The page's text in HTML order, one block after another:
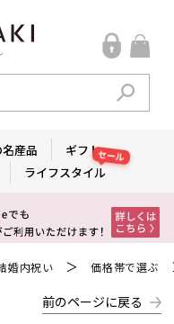
産品
ギフト
ライフスタイル
セール
婚内祝い ＞ 価格帯で選ぶ
前のページに戻る